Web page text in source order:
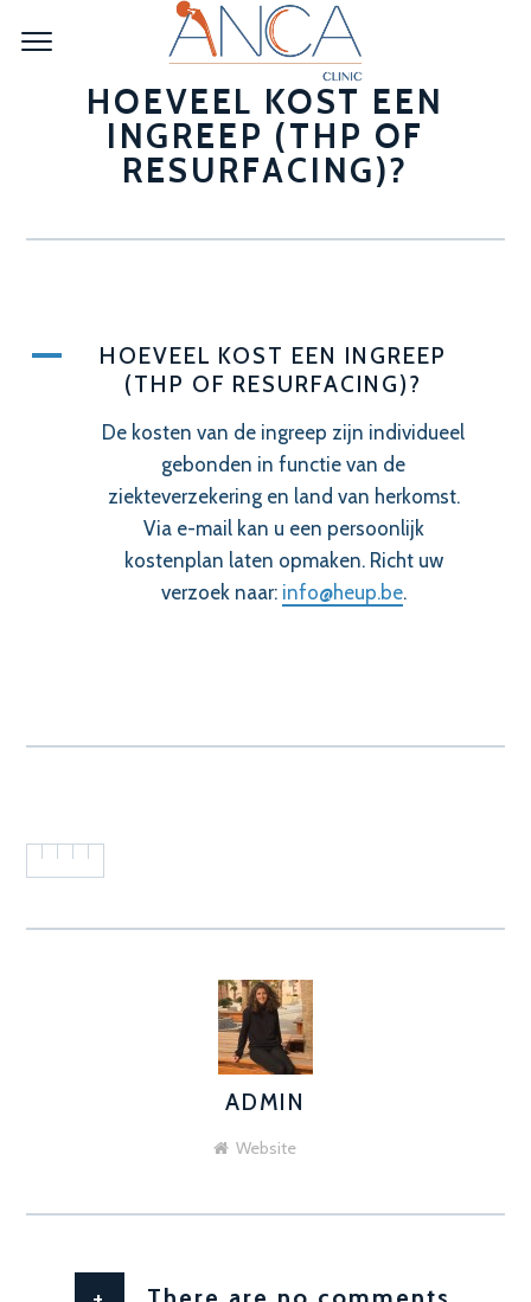
HOEVEEL KOST EEN
INGREEP (THP OF
RESURFACING)?
A
HOEVEEL KOST EEN INGREEP
(THP OF RESURFACING)?
De kosten van de ingreep zijn individueel
gebonden in functie van de
ziekteverzekering en land van herkomst.
Via e-mail kan u een persoonlijk
kostenplan laten opmaken. Richt uw
verzoek naar: info@heup.be.
ADMIN
Website